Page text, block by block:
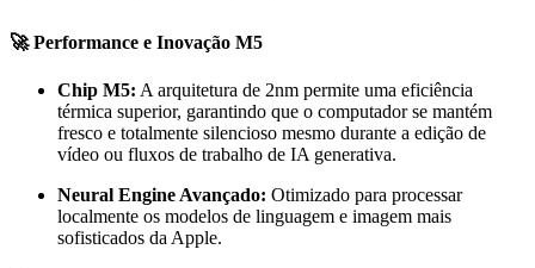
🚀 Performance e Inovação M5
Chip M5: A arquitetura de 2nm permite uma eficiência
térmica superior, garantindo que o computador se mantém
fresco e totalmente silencioso mesmo durante a edição de
vídeo ou fluxos de trabalho de IA generativa.
Neural Engine Avançado: Otimizado para processar
localmente os modelos de linguagem e imagem mais
sofisticados da Apple.